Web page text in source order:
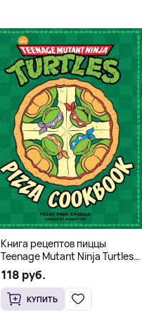
Книга рецептов пиццы
Teenage Mutant Ninja Turtles
Pizza Cookbook (На
английском)
118 руб.
КУПИТЬ